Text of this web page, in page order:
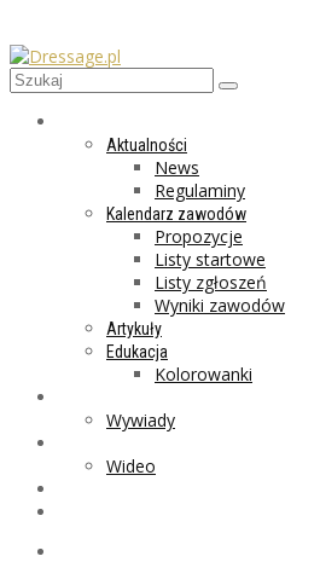
Aktualności
News
Regulaminy
Kalendarz zawodów
Propozycje
Listy startowe
Listy zgłoszeń
Wyniki zawodów
Artykuły
Edukacja
Kolorowanki
Wywiady
Wideo